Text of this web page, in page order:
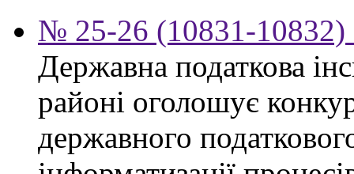
№ 25-26 (10831-10832)
Державна податкова
районі оголошує
державного